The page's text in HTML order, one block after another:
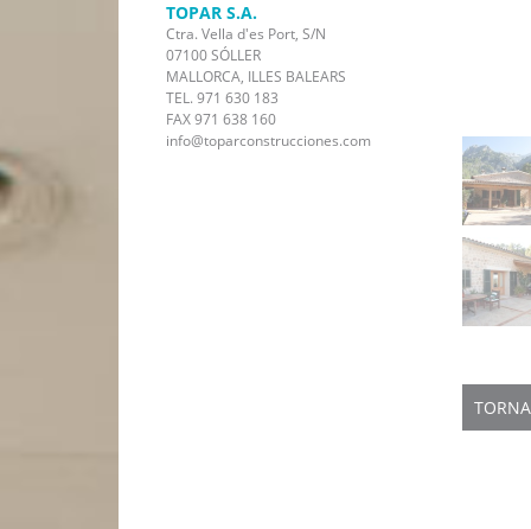
TOPAR S.A.
Ctra. Vella d'es Port, S/N
07100 SÓLLER
MALLORCA, ILLES BALEARS
TEL. 971 630 183
FAX 971 638 160
info@toparconstrucciones.com